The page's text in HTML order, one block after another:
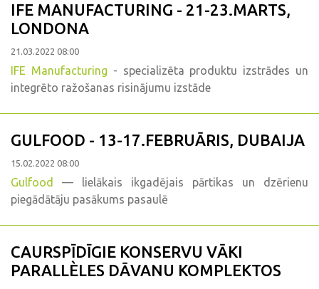
IFE MANUFACTURING - 21-23.MARTS,
LONDONA
21.03.2022 08:00
IFE Manufacturing - specializēta produktu izstrādes un
integrēto ražošanas risinājumu izstāde
GULFOOD - 13-17.FEBRUĀRIS, DUBAIJA
15.02.2022 08:00
Gulfood
— lielākais ikgadējais pārtikas un dzērienu
piegādātāju pasākums pasaulē
CAURSPĪDĪGIE KONSERVU VĀKI
PARALLÈLES DĀVANU KOMPLEKTOS